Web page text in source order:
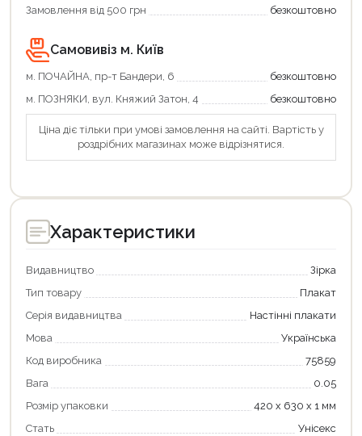
Замовлення від 500 грн
безкоштовно
Самовивіз м. Київ
м. ПОЧАЙНА, пр-т Бандери, 6
безкоштовно
м. ПОЗНЯКИ, вул. Княжий Затон, 4
безкоштовно
Ціна діє тільки при умові замовлення на сайті. Вартість у
роздрібних магазинах може відрізнятися.
Характеристики
Видавництво
Зірка
Тип товару
Плакат
Серія видавництва
Настінні плакати
Мова
Українська
Код виробника
75859
Вага
0.05
Розмір упаковки
420 х 630 х 1 мм
Стать
Унісекс